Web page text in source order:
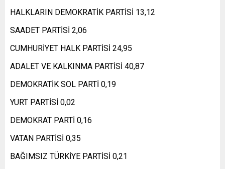
HALKLARIN DEMOKRATİK PARTİSİ 13,12
SAADET PARTİSİ 2,06
CUMHURİYET HALK PARTİSİ 24,95
ADALET VE KALKINMA PARTİSİ 40,87
DEMOKRATİK SOL PARTİ 0,19
YURT PARTİSİ 0,02
DEMOKRAT PARTİ 0,16
VATAN PARTİSİ 0,35
BAĞIMSIZ TÜRKİYE PARTİSİ 0,21